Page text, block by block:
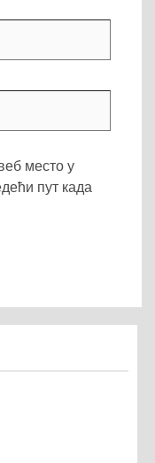
место у
пут када